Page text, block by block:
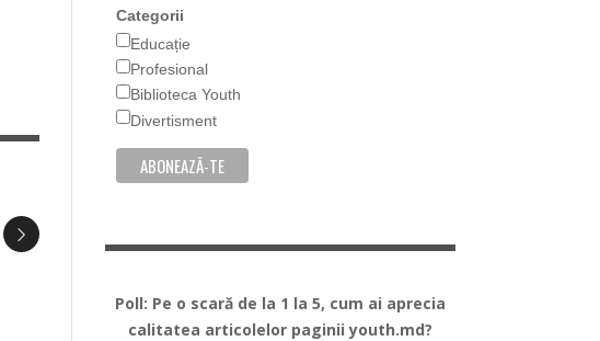
Categorii
Educație
Profesional
Biblioteca Youth
Divertisment
Poll: Pe o scară de la 1 la 5, cum ai aprecia
calitatea articolelor paginii youth.md?